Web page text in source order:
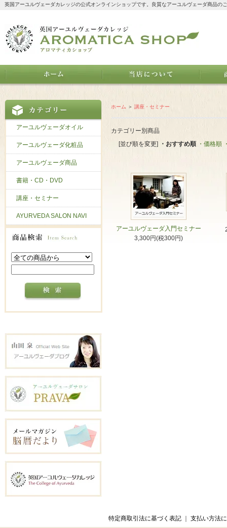
英国アーユルヴェーダカレッジの公式オンラインショップです。良質なアーユルヴェーダ商品の
アーユルヴェーダオイル
アーユルヴェーダ化粧品
アーユルヴェーダ商品
書籍・CD・DVD
講座・セミナー
AYURVEDA SALON NAVI
ホーム ＞ 講座・セミナー
カテゴリー別商品
[並び順を変更]
・おすすめ順 ・価格順
アーユルヴェーダ入門セミナー
3,300円(税300円)
特定商取引法に基づく表記 支払い方法